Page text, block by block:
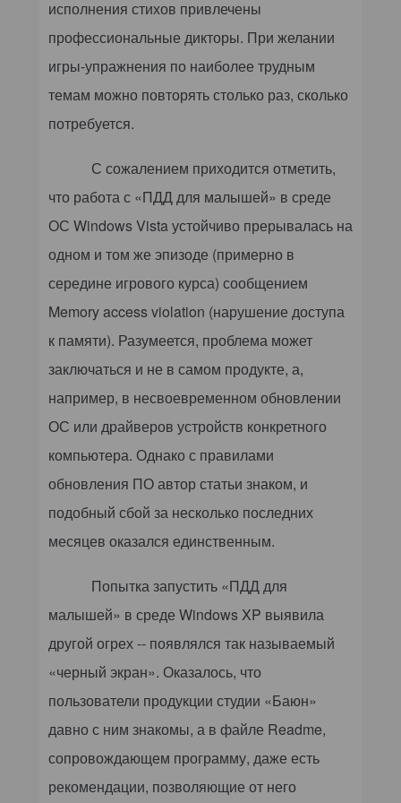
исполнения стихов привлечены
профессиональные дикторы. При желании
игры-упражнения по наиболее трудным
темам можно повторять столько раз, сколько
потребуется.
С сожалением приходится отметить,
что работа с «ПДД для малышей» в среде
ОС WindowsVistaустойчиво прерывалась на
одном и том же эпизоде (примерно в
середине игрового курса) сообщением
Memoryaccessviolation (нарушение доступа
к памяти). Разумеется, проблема может
заключаться и не в самом продукте, а,
например, в несвоевременном обновлении
ОС или драйверов устройств конкретного
компьютера. Однако с правилами
обновления ПО автор статьи знаком, и
подобный сбой за несколько последних
месяцев оказался единственным.
Попытка запустить «ПДД для
малышей» в среде WindowsXP выявила
другой огрех -- появлялся так называемый
«черный экран». Оказалось, что
пользователи продукции студии «Баюн»
давно с ним знакомы, а в файле Readme,
сопровождающем программу, даже есть
рекомендации, позволяющие от него